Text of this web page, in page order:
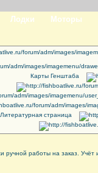
Лодки Моторы
Карты Генштаба
Литературная страница